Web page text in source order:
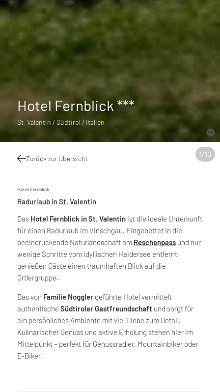
1/10
Hotel Fernblick ***
St. Valentin / Südtirol / Italien
Zurück zur Übersicht
Hotel Fernblick
Radurlaub in St. Valentin
Das Hotel Fernblick in St. Valentin ist die ideale Unterkunft
für einen Radurlaub im Vinschgau. Eingebettet in die
beeindruckende Naturlandschaft am Reschenpass und nur
wenige Schritte vom idyllischen Haidersee entfernt,
genießen Gäste einen traumhaften Blick auf die
Ortlergruppe.
Das von Familie Noggler geführte Hotel vermittelt
authentische Südtiroler Gastfreundschaft und sorgt für
ein persönliches Ambiente mit viel Liebe zum Detail.
Kulinarischer Genuss und aktive Erholung stehen hier im
Mittelpunkt – perfekt für Genussradler, Mountainbiker oder
E-Biker.